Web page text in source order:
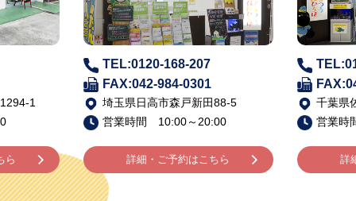
1
ら
TEL:0120-168-207
FAX:042-984-0301
埼玉県日高市森戸新田88-5
営業時間 10:00～20:00
詳細・ご予約はこちら
千葉県
営業時
詳